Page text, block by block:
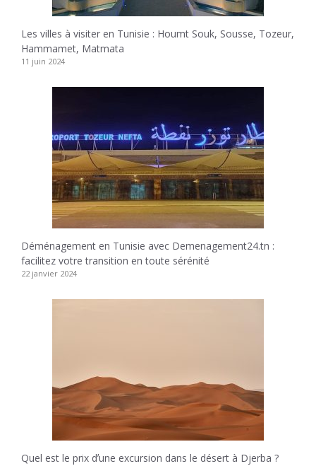
Les villes à visiter en Tunisie : Houmt Souk, Sousse, Tozeur,
Hammamet, Matmata
11 juin 2024
Déménagement en Tunisie avec Demenagement24.tn :
facilitez votre transition en toute sérénité
22 janvier 2024
Quel est le prix dʼune excursion dans le désert à Djerba ?